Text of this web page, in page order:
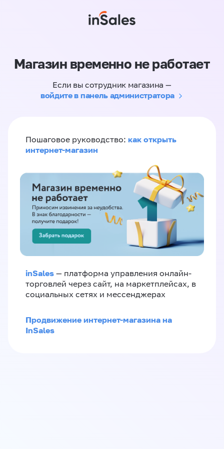
Магазин временно не работает
Если вы сотрудник магазина —
войдите в панель администратора
Пошаговое руководство: как открыть
интернет-магазин
inSales — платформа управления онлайн-
торговлей через сайт, на маркетплейсах, в
социальных сетях и мессенджерах
Продвижение интернет-магазина на
InSales